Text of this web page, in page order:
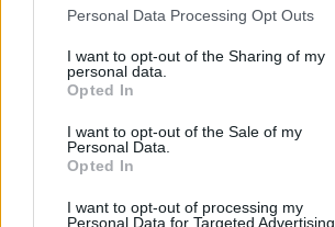
Personal Data Processing Opt Outs
I want to opt-out of the Sharing of my
personal data.
Opted In
I want to opt-out of the Sale of my
Personal Data.
Opted In
I want to opt-out of processing my
Personal Data for Targeted Advertising.
Tags:
Ergys Arrazi , familjaret
u gjetur
, shpallin të vdekur